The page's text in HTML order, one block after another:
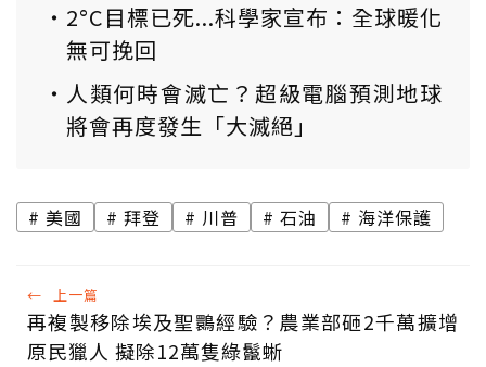
2°C目標已死...科學家宣布：全球暖化
無可挽回
人類何時會滅亡？超級電腦預測地球
將會再度發生「大滅絕」
美國 拜登 川普 石油 海洋保護
← 上一篇
再複製移除埃及聖䴉經驗？農業部砸2千萬擴增
原民獵人 擬除12萬隻綠鬣蜥